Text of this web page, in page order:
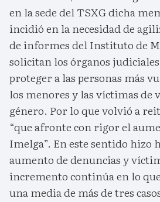
en la sede del TSXG dicha
incidió en la necesidad de
de informes del Instituto de
solicitan los órganos
proteger a las personas más
los menores y las víctimas de
género. Por lo que volvió a
“que afronte con rigor el
Imelga”. En este sentido hizo
aumento de denuncias y
incremento continúa en lo
una media de más de tres